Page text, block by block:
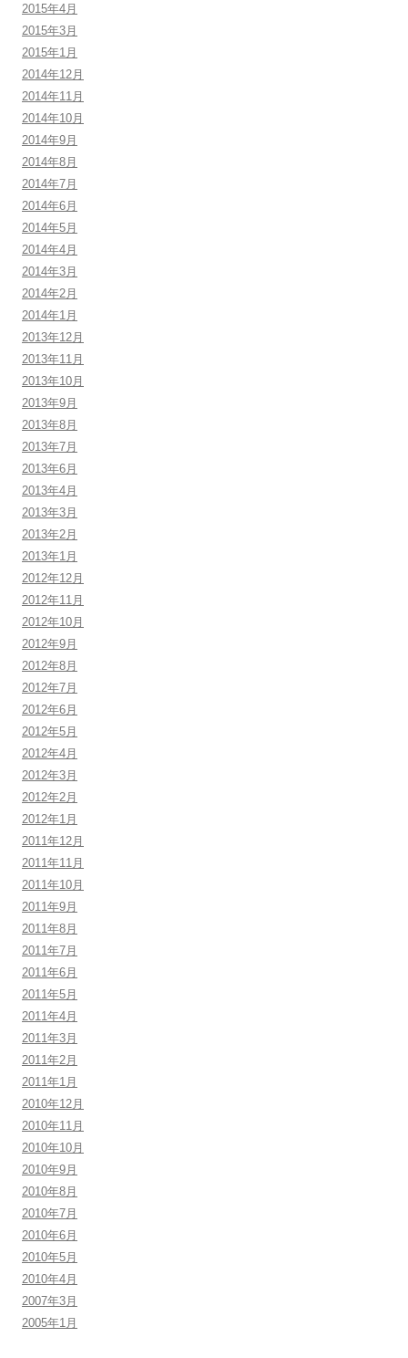
2015年4月
2015年3月
2015年1月
2014年12月
2014年11月
2014年10月
2014年9月
2014年8月
2014年7月
2014年6月
2014年5月
2014年4月
2014年3月
2014年2月
2014年1月
2013年12月
2013年11月
2013年10月
2013年9月
2013年8月
2013年7月
2013年6月
2013年4月
2013年3月
2013年2月
2013年1月
2012年12月
2012年11月
2012年10月
2012年9月
2012年8月
2012年7月
2012年6月
2012年5月
2012年4月
2012年3月
2012年2月
2012年1月
2011年12月
2011年11月
2011年10月
2011年9月
2011年8月
2011年7月
2011年6月
2011年5月
2011年4月
2011年3月
2011年2月
2011年1月
2010年12月
2010年11月
2010年10月
2010年9月
2010年8月
2010年7月
2010年6月
2010年5月
2010年4月
2007年3月
2005年1月